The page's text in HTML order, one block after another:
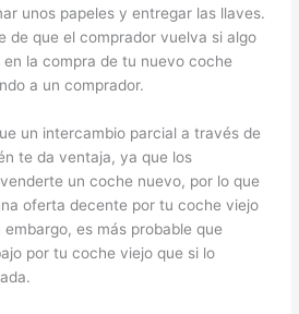
unos papeles y entregar las llaves.
de que el comprador vuelva si algo
la compra de tu nuevo coche
a un comprador.
un intercambio parcial a través de
te da ventaja, ya que los
un coche nuevo, por lo que
oferta decente por tu coche viejo
es más probable que
por tu coche viejo que si lo